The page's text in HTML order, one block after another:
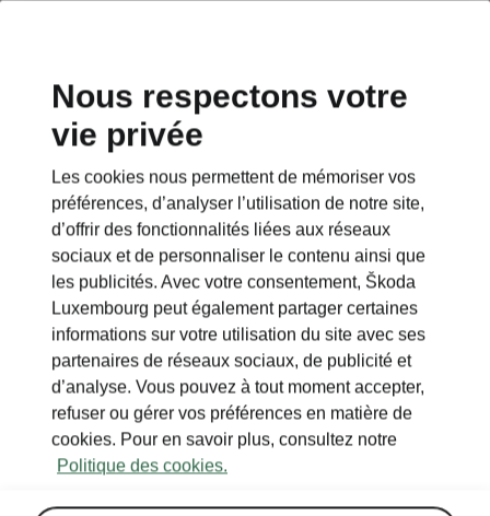
Nous respectons votre
vie privée
Les cookies nous permettent de mémoriser vos
préférences, d’analyser l’utilisation de notre site,
d’offrir des fonctionnalités liées aux réseaux
sociaux et de personnaliser le contenu ainsi que
les publicités. Avec votre consentement, Škoda
Luxembourg peut également partager certaines
informations sur votre utilisation du site avec ses
partenaires de réseaux sociaux, de publicité et
d’analyse. Vous pouvez à tout moment accepter,
refuser ou gérer vos préférences en matière de
cookies. Pour en savoir plus, consultez notre
Politique des cookies.